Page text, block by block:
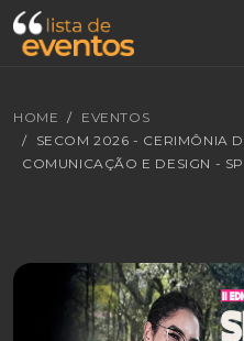
HOME
EVENTOS
SECOM 2026 - CERIMÔNIA
COMUNICAÇÃO E DESIGN - SP